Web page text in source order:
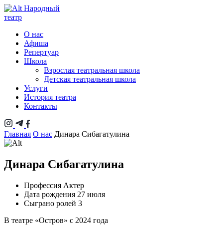
Народный
театр
О нас
Афиша
Репертуар
Школа
Взрослая театральная школа
Детская театральная школа
Услуги
История театра
Контакты
Главная О нас Динара Сибагатулина
Динара Сибагатулина
Профессия Актер
Дата рождения 27 июля
Сыграно ролей 3
В театре «Остров» с 2024 года